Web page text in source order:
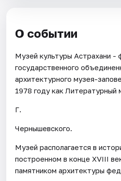
О событии
Музей культуры Астрахани -
государственного
архитектурного музея-
1978 году как Литературный
Г.
Чернышевского.
Музей располагается в
построенном в конце XVIII
памятником архитектуры